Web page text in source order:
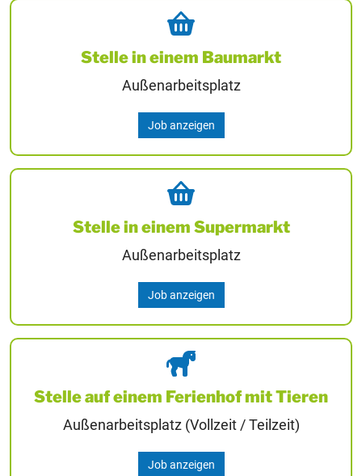
Stelle in einem Baumarkt
Außenarbeitsplatz
Job anzeigen
Stelle in einem Supermarkt
Außenarbeitsplatz
Job anzeigen
Stelle auf einem Ferienhof mit Tieren
Außenarbeitsplatz (Vollzeit / Teilzeit)
Job anzeigen